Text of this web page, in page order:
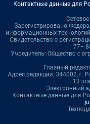
Контактные данные для
Зарегистрировано
информационных
Свидетельство о
77–
Учредитель: Общество с
Главный
Адрес редакции: 344002, г.
13
Электронный
Контактные данные для